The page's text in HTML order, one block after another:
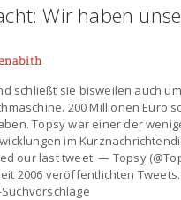
Wir haben
schließt sie bisweilen auch
200 Millionen Euro
Topsy war einer der
im
our last tweet. — Topsy
2006 veröffentlichten